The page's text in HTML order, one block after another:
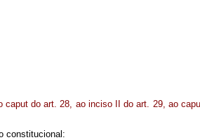
caput do art. 28, ao inciso II do art. 29, ao
constitucional: